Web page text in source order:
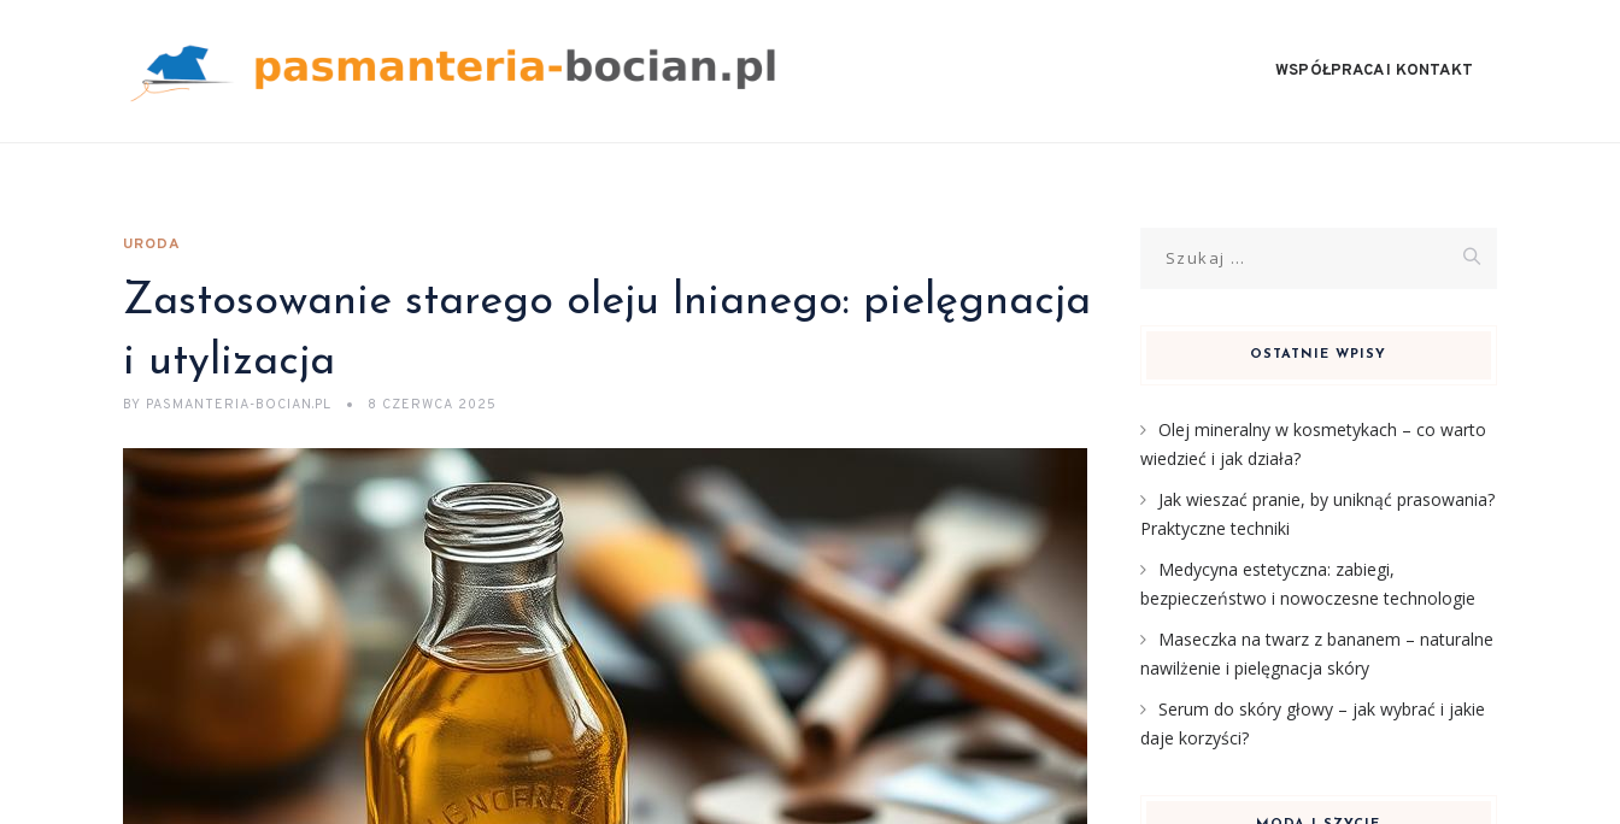
WSPÓŁPRACA I KONTAKT
URODA
Zastosowanie starego oleju lnianego: pielęgnacja
i utylizacja
BY PASMANTERIA-BOCIAN.PL 8 CZERWCA 2025
OSTATNIE WPISY
Olej mineralny w kosmetykach – co warto
wiedzieć i jak działa?
Jak wieszać pranie, by uniknąć prasowania?
Praktyczne techniki
Medycyna estetyczna: zabiegi,
bezpieczeństwo i nowoczesne technologie
Maseczka na twarz z bananem – naturalne
nawilżenie i pielęgnacja skóry
Serum do skóry głowy – jak wybrać i jakie
daje korzyści?